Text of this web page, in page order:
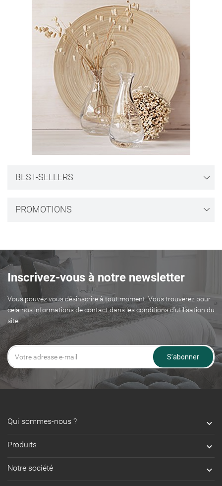
BEST-SELLERS
PROMOTIONS
Inscrivez-vous à notre newsletter
Vous pouvez vous désinscrire à tout moment. Vous trouverez pour
cela nos informations de contact dans les conditions d'utilisation du
site.
S’abonner
Qui sommes-nous ? 
Produits 
Notre société 